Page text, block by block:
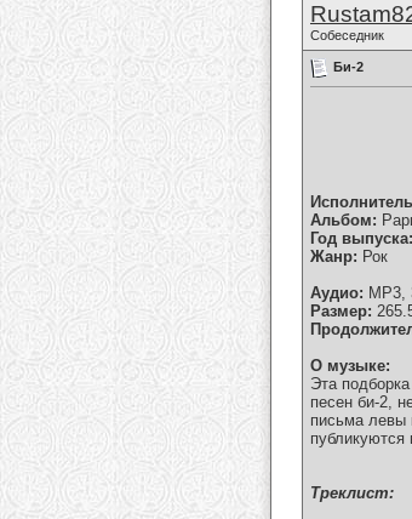
Собеседник
Би-2
Альбом:
Год выпуска:
Жанр: Рок
Аудио: MP3,
Размер:
О музыке:
Эта
песен би-2,
письма левы
публикуются
Tреклист: